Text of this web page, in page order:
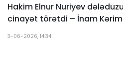
Hakim Elnur Nuriyev
cinayət törətdi – İnam
3-06-2026, 14:34